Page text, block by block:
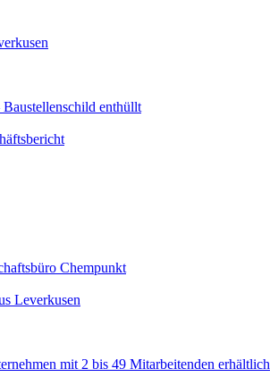
enthüllt
Chempunkt
Leverkusen
mit 2 bis 49 Mitarbeitenden erhältlich